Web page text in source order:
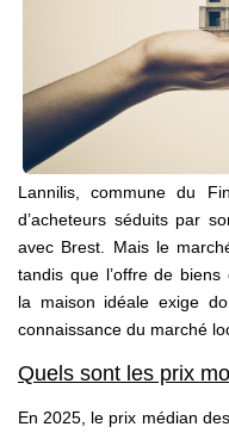
Lannilis, commune du
d’acheteurs séduits par
avec Brest. Mais le
tandis que l’offre de
la maison idéale exige
connaissance du marché
Quels sont les prix
En 2025, le prix médian